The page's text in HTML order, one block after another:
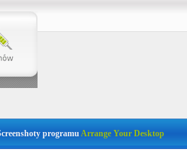
programuArrange Your Desktop